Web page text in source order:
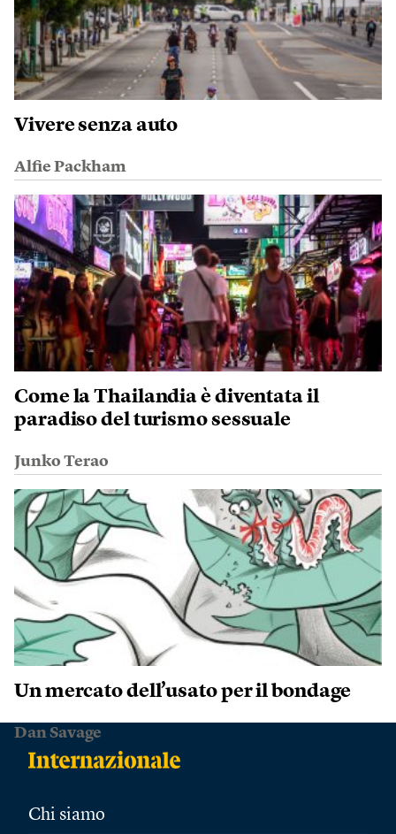
Vivere senza auto
Alfie Packham
Come la Thailandia è diventata il
paradiso del turismo sessuale
Junko Terao
Un mercato dell’usato per il bondage
Dan Savage
Chi siamo